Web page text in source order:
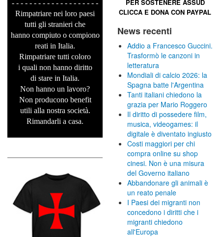
- - - - - - - - - - - - - - - - - - - -
Rimpatriare nei loro paesi
tutti gli stranieri che
hanno compiuto o compiono
reati in Italia.
Rimpatriare tutti coloro
i quali non hanno diritto
di stare in Italia.
Non hanno un lavoro?
Non producono benefit
utili alla nostra società.
Rimandarli a casa.
PER SOSTENERE ASSUD
CLICCA E DONA CON PAYPAL
News recenti
Addio a Francesco Guccini.
Trasformò le canzoni in
letteratura
Mondiali di calcio 2026: la
Spagna batte l'Argentina
Tanti italiani chiedono la
grazia per Mario Roggero
Il diritto di possedere film,
musica, videogames: il
digitale è diventato ingiusto
Costi maggiori per chi
compra online su shop
cinesi. Non è una misura
del Governo italiano
Abbandonare gli animali è
un reato penale
I Paesi dei migranti non
concedono i diritti che i
migranti chiedono
all'Europa